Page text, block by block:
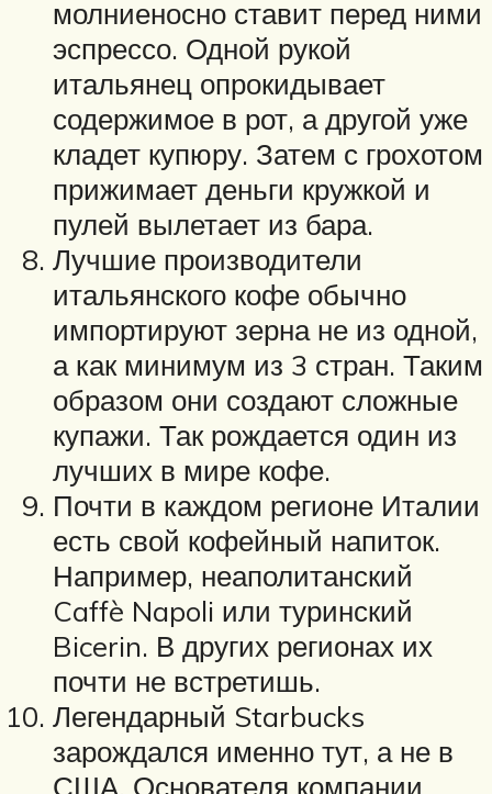
молниеносно ставит перед ними
эспрессо. Одной рукой
итальянец опрокидывает
содержимое в рот, а другой уже
кладет купюру. Затем с грохотом
прижимает деньги кружкой и
пулей вылетает из бара.
Лучшие производители
итальянского кофе обычно
импортируют зерна не из одной,
а как минимум из 3 стран. Таким
образом они создают сложные
купажи. Так рождается один из
лучших в мире кофе.
Почти в каждом регионе Италии
есть свой кофейный напиток.
Например, неаполитанский
Caffè Napoli или туринский
Bicerin. В других регионах их
почти не встретишь.
Легендарный Starbucks
зарождался именно тут, а не в
США. Основателя компании